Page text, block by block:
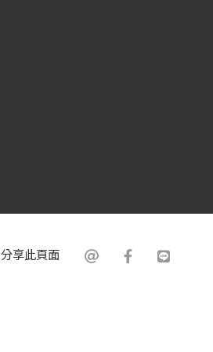
分享此頁面